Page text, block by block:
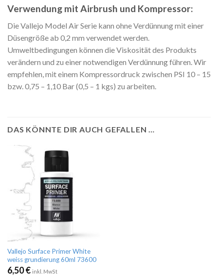
Verwendung mit Airbrush und Kompressor:
Die Vallejo Model Air Serie kann ohne Verdünnung mit einer
Düsengröße ab 0,2 mm verwendet werden.
Umweltbedingungen können die Viskosität des Produkts
verändern und zu einer notwendigen Verdünnung führen. Wir
empfehlen, mit einem Kompressordruck zwischen PSI 10 – 15
bzw. 0,75 – 1,10 Bar (0,5 – 1 kgs) zu arbeiten.
DAS KÖNNTE DIR AUCH GEFALLEN …
Vallejo Surface Primer White
weiss grundierung 60ml 73600
6,50€ inkl. MwSt